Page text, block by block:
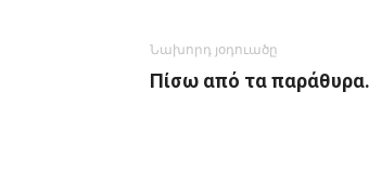
Նախորդ յօդուածը
Πίσω από τα